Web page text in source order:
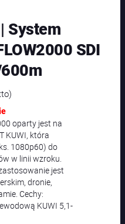
System
SDI
oparty jest na
KUWI, która
1080p60) do
w linii wzroku.
jest
dronie,
Cechy:
KUWI 5,1-